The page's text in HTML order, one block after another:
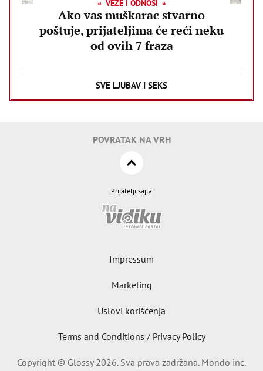
VEZE I ODNOSI
Ako vas muškarac stvarno
poštuje, prijateljima će reći neku
od ovih 7 fraza
SVE LJUBAV I SEKS
POVRATAK NA VRH
Prijatelji sajta
Impressum
Marketing
Uslovi korišćenja
Terms and Conditions / Privacy Policy
Copyright © Glossy 2026. Sva prava zadržana. Mondo inc.